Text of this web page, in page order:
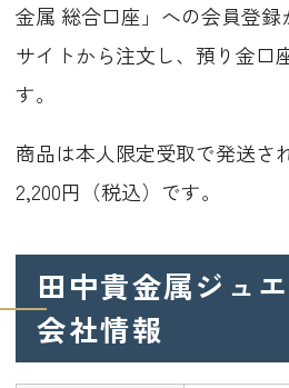
金属 総合口座」への会員登
サイトから注文し、預り金口
す。
商品は本人限定受取で発送さ
2,200円（税込）です。
田中貴金属ジュ
会社情報